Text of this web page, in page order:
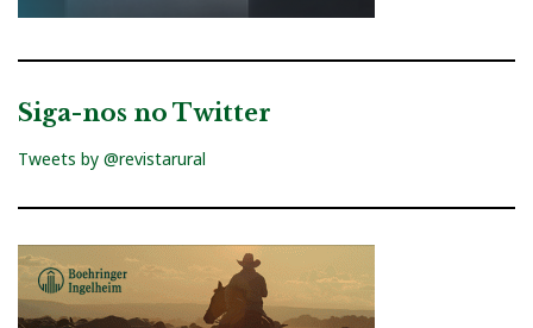
Siga-nos no Twitter
Tweets by @revistarural